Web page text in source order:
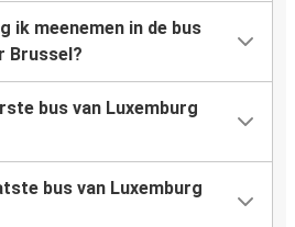
ik meenemen in de bus
Brussel?
bus van Luxemburg
bus van Luxemburg